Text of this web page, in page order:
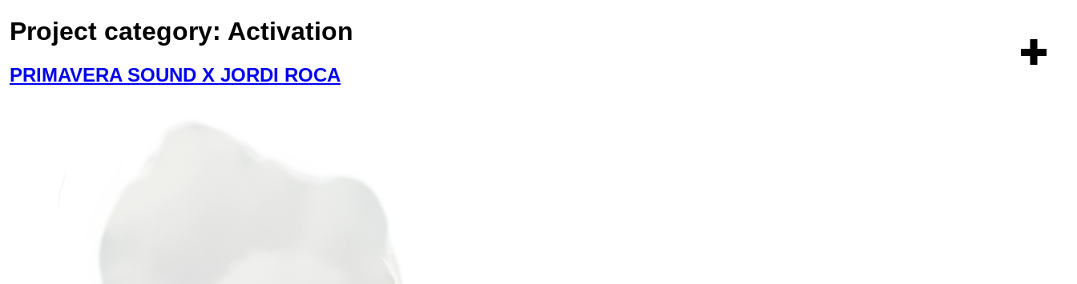
Project category: Activation
PRIMAVERA SOUND X JORDI ROCA